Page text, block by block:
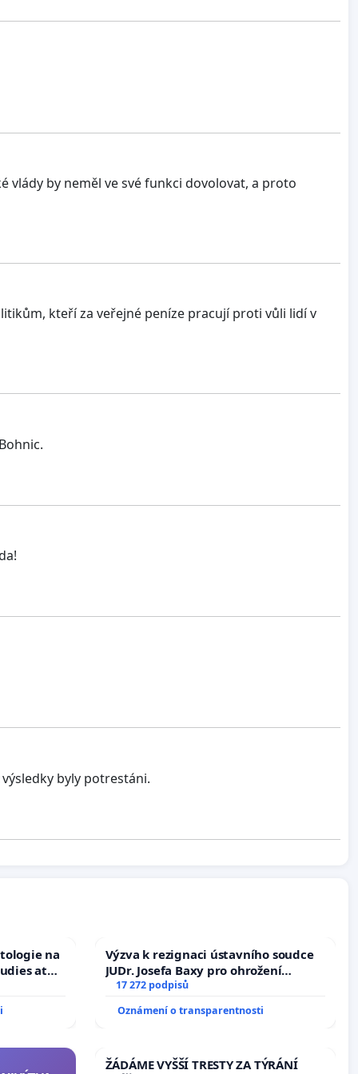
vlády by neměl ve své funkci dovolovat, a proto
kteří za veřejné peníze pracují proti vůli lidí v
byly potrestáni.
na
at
Výzva k rezignaci ústavního soudce
JUDr. Josefa Baxy pro ohrožení
důvěry ve spravedlivý proces
17 272 podpisů
Oznámení o transparentnosti
ŽÁDÁME VYŠŠÍ TRESTY ZA TÝRÁNÍ